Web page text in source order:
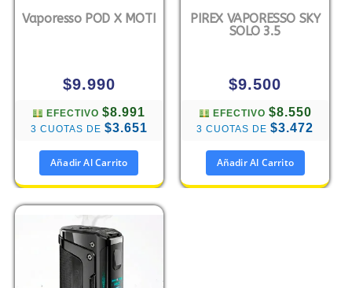
Vaporesso POD X MOTI
$9.990
EFECTIVO$8.991
3 CUOTAS DE $3.651
Añadir Al Carrito
PIREX VAPORESSO SKY
SOLO 3.5
$9.500
EFECTIVO $8.550
3 CUOTAS DE$3.472
Añadir Al Carrito